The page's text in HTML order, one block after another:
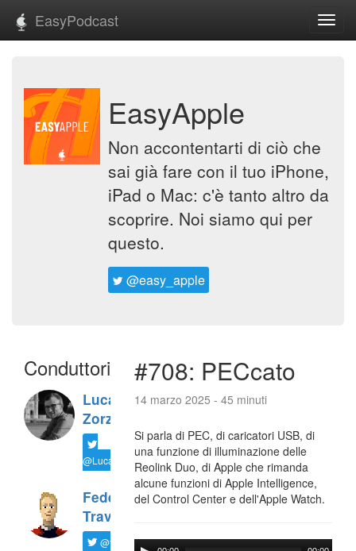
EasyPodcast
EasyApple
Non accontentarti di ciò che
sai già fare con il tuo iPhone,
iPad o Mac: c'è tanto altro da
scoprire. Noi siamo qui per
questo.
@easy_apple
Conduttori
Luca
Zorzi
@LucaTNT
Federico
Travaini
@ftrava
#708: PECcato
14 marzo 2025 - 45 minuti
Si parla di PEC, di caricatori USB, di
una funzione di illuminazione delle
Reolink Duo, di Apple che rimanda
alcune funzioni di Apple Intelligence,
del Control Center e dell'Apple Watch.